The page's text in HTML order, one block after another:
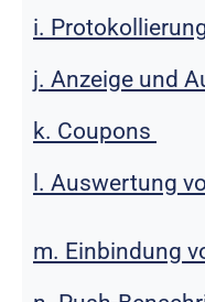
i.
j. Anzeige und
k. Coupons
l. Auswertung
m. Einbindung